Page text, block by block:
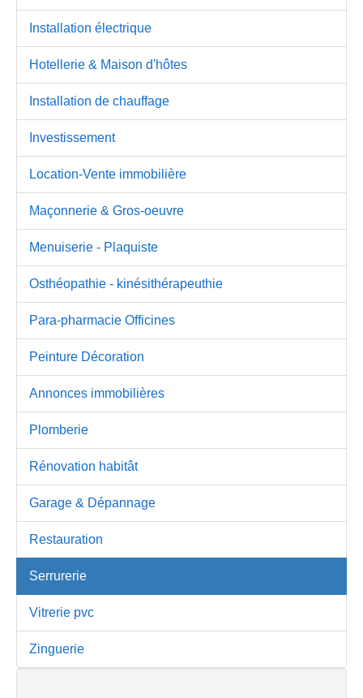
Installation électrique
Hotellerie & Maison d'hôtes
Installation de chauffage
Investissement
Location-Vente immobilière
Maçonnerie & Gros-oeuvre
Menuiserie - Plaquiste
Osthéopathie - kinésithérapeuthie
Para-pharmacie Officines
Peinture Décoration
Annonces immobilières
Plomberie
Rénovation habitât
Garage & Dépannage
Restauration
Serrurerie
Vitrerie pvc
Zinguerie